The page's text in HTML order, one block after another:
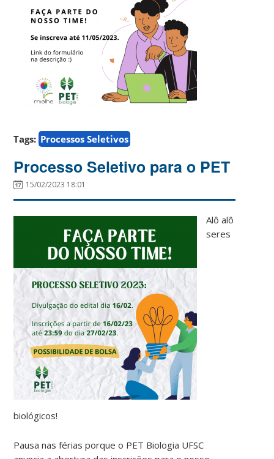
Tags: Processos Seletivos
Processo Seletivo para o PET
15/02/2023 18:01
Alô alô
seres
biológicos!
Pausa nas férias porque o PET Biologia UFSC